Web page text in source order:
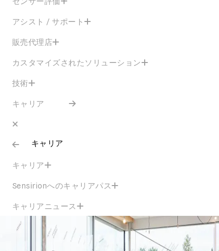
アシスト / サポート
販売代理店
カスタマイズされたソリューション
技術
キャリア
キャリア
キャリア
Sensirionへのキャリアパス
キャリアニュース